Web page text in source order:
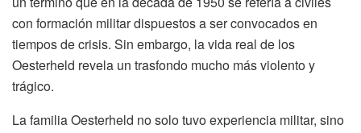
con formación militar dispuestos a ser convocados en
tiempos de crisis. Sin embargo, la vida real de los
Oesterheld revela un trasfondo mucho más violento y
trágico.
La familia Oesterheld no solo tuvo experiencia militar, sino